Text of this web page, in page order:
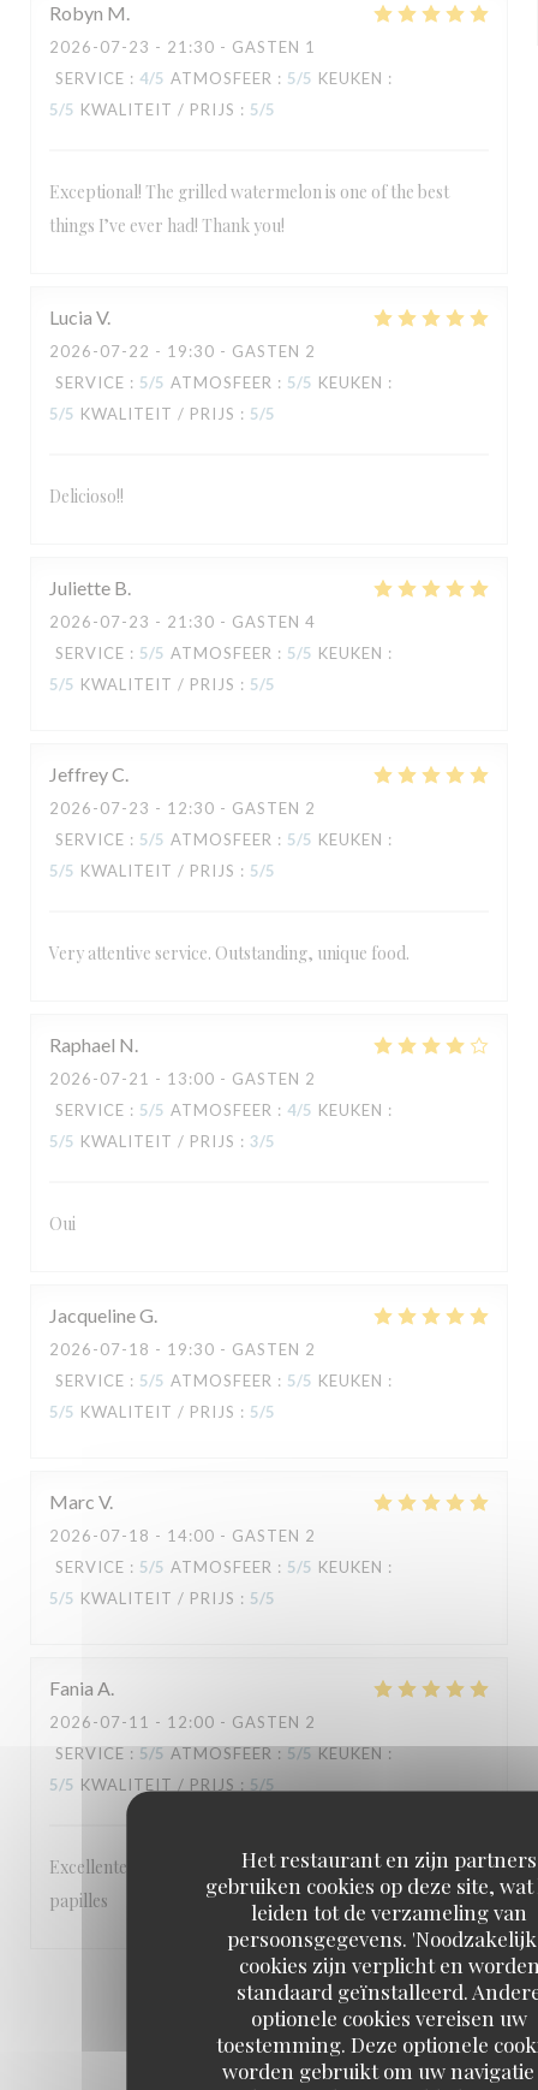
Het restaurant en zijn partners
gebruiken cookies op deze site,
leiden tot de verzameling van
persoonsgegevens.
cookies zijn verplicht en
standaard geïnstalleerd.
optionele cookies vereisen uw
toestemming. Deze optionele
worden gebruikt om uw
Robyn M
2026-07-23 - 21:30 - GASTEN 1
SERVICE : 4/5 ATMOSFEER : 5/5 KEUKEN :
5/5 KWALITEIT / PRIJS : 5/5
Exceptional! The grilled watermelon is one of the best
things I’ve ever had! Thank you!
Lucia V
2026-07-22 - 19:30 - GASTEN 2
SERVICE : 5/5 ATMOSFEER : 5/5 KEUKEN :
5/5 KWALITEIT / PRIJS : 5/5
Delicioso!!
Juliette B
2026-07-23 - 21:30 - GASTEN 4
SERVICE : 5/5 ATMOSFEER : 5/5 KEUKEN :
5/5 KWALITEIT / PRIJS : 5/5
JeffreyC
2026-07-23 - 12:30 - GASTEN 2
SERVICE : 5/5 ATMOSFEER : 5/5 KEUKEN :
5/5 KWALITEIT / PRIJS : 5/5
Very attentive service. Outstanding, unique food.
Raphael N
2026-07-21 - 13:00 - GASTEN 2
SERVICE : 5/5 ATMOSFEER : 4/5 KEUKEN :
5/5 KWALITEIT / PRIJS : 3/5
Oui
JacquelineG
2026-07-18 - 19:30 - GASTEN 2
SERVICE : 5/5 ATMOSFEER : 5/5 KEUKEN :
5/5 KWALITEIT / PRIJS : 5/5
Marc V
2026-07-18 - 14:00 - GASTEN 2
SERVICE : 5/5 ATMOSFEER : 5/5 KEUKEN :
5/5 KWALITEIT / PRIJS : 5/5
Fania A
2026-07-11 - 12:00 - GASTEN 2
SERVICE : 5/5 ATMOSFEER : 5/5 KEUKEN :
5/5 KWALITEIT / PRIJS : 5/5
Excellentes saveurs cetait un régal pour les yeux et les
papilles
2 3